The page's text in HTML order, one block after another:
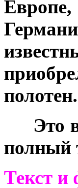
Европе,
полотен.
Это
полный
Текст